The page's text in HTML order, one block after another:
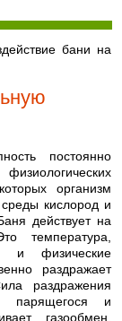
бани на
постоянно
организм
кислород и
действует на
температура,
и физические
раздражает
раздражения
парящегося и
газообмен,